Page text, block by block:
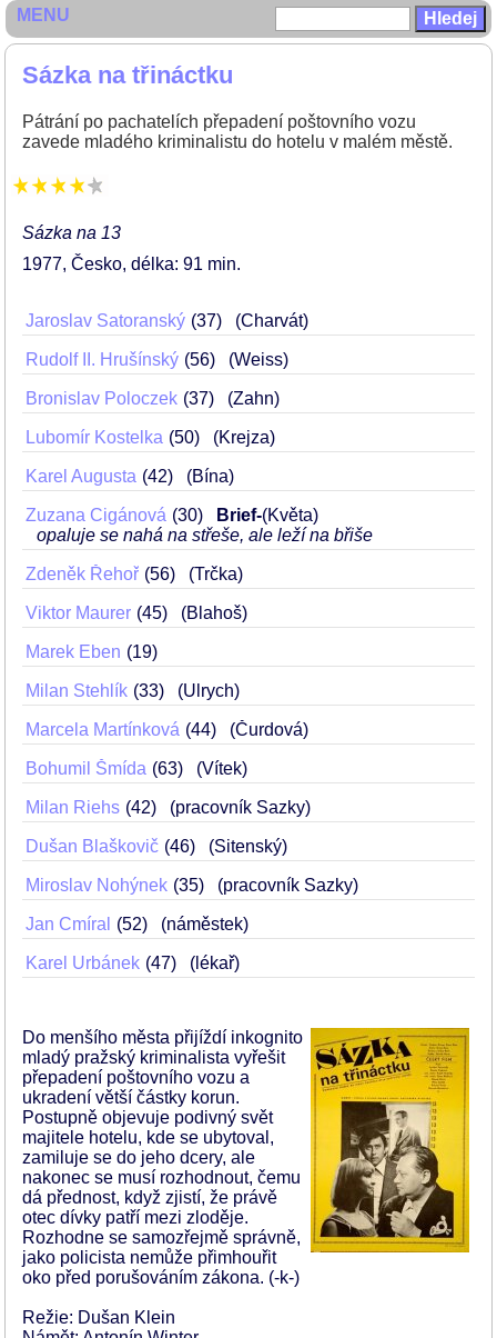
Sázka na třináctku
Pátrání po pachatelích přepadení poštovního vozu
zavede mladého kriminalistu do hotelu v malém městě.
Sázka na 13
1977 Česko délka: 91 min
Jaroslav Satoranský 37 (Charvát)
Rudolf II. Hrušínský 56 (Weiss)
Bronislav Poloczek 37 (Zahn)
Lubomír Kostelka 50 (Krejza)
Karel Augusta 42 (Bína)
Zuzana Cigánová 30 Brief-(Květa)
opaluje se nahá na střeše, ale leží na břiše
Zdeněk Řehoř 56 (Trčka)
Viktor Maurer 45 (Blahoš)
Marek Eben 19
Milan Stehlík 33 (Ulrych)
Marcela Martínková 44 (Čurdová)
Bohumil Šmída 63 (Vítek)
Milan Riehs 42 (pracovník Sazky)
Dušan Blaškovič 46 (Sitenský)
Miroslav Nohýnek 35 (pracovník Sazky)
Jan Cmíral 52 (náměstek)
Karel Urbánek 47 (lékař)
Do menšího města přijíždí inkognito
mladý pražský kriminalista vyřešit
přepadení poštovního vozu a
ukradení větší částky korun.
Postupně objevuje podivný svět
majitele hotelu, kde se ubytoval,
zamiluje se do jeho dcery, ale
nakonec se musí rozhodnout, čemu
dá přednost, když zjistí, že právě
otec dívky patří mezi zloděje.
Rozhodne se samozřejmě správně,
jako policista nemůže přimhouřit
oko před porušováním zákona. (-k-)
Režie: Dušan Klein
MENU